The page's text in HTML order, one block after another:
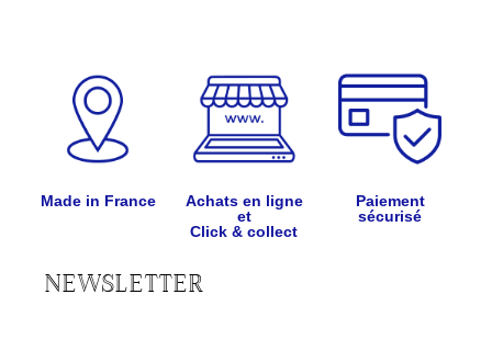
Made in France
Achats en ligne
et
Click & collect
Paiement
sécurisé
NEWSLETTER